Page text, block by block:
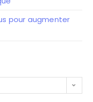
pour augmenter